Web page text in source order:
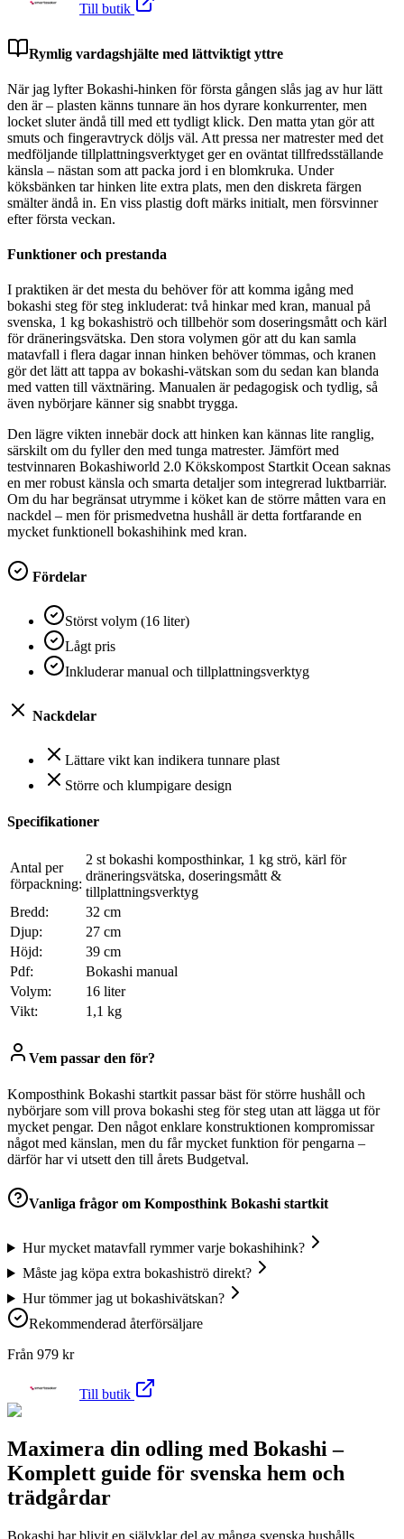
Till butik
Rymlig vardagshjälte med lättviktigt yttre
När jag lyfter Bokashi-hinken för första gången slås jag av hur lätt
den är – plasten känns tunnare än hos dyrare konkurrenter, men
locket sluter ändå till med ett tydligt klick. Den matta ytan gör att
smuts och fingeravtryck döljs väl. Att pressa ner matrester med det
medföljande tillplattningsverktyget ger en oväntat tillfredsställande
känsla – nästan som att packa jord i en blomkruka. Under
köksbänken tar hinken lite extra plats, men den diskreta färgen
smälter ändå in. En viss plastig doft märks initialt, men försvinner
efter första veckan.
Funktioner och prestanda
I praktiken är det mesta du behöver för att komma igång med
bokashi steg för steg inkluderat: två hinkar med kran, manual på
svenska, 1 kg bokashiströ och tillbehör som doseringsmått och kärl
för dräneringsvätska. Den stora volymen gör att du kan samla
matavfall i flera dagar innan hinken behöver tömmas, och kranen
gör det lätt att tappa av bokashi-vätskan som du sedan kan blanda
med vatten till växtnäring. Manualen är pedagogisk och tydlig, så
även nybörjare känner sig snabbt trygga.
Den lägre vikten innebär dock att hinken kan kännas lite ranglig,
särskilt om du fyller den med tunga matrester. Jämfört med
testvinnaren Bokashiworld 2.0 Kökskompost Startkit Ocean saknas
en mer robust känsla och smarta detaljer som integrerad luktbarriär.
Om du har begränsat utrymme i köket kan de större måtten vara en
nackdel – men för prismedvetna hushåll är detta fortfarande en
mycket funktionell bokashihink med kran.
Fördelar
Störst volym (16 liter)
Lågt pris
Inkluderar manual och tillplattningsverktyg
Nackdelar
Lättare vikt kan indikera tunnare plast
Större och klumpigare design
Specifikationer
Antal per
förpackning:
2 st bokashi komposthinkar, 1 kg strö, kärl för
dräneringsvätska, doseringsmått &
tillplattningsverktyg
Bredd:
32 cm
Djup:
27 cm
Höjd:
39 cm
Pdf:
Bokashi manual
Volym:
16 liter
Vikt:
1,1 kg
Vem passar den för?
Komposthink Bokashi startkit passar bäst för större hushåll och
nybörjare som vill prova bokashi steg för steg utan att lägga ut för
mycket pengar. Den något enklare konstruktionen kompromissar
något med känslan, men du får mycket funktion för pengarna –
därför har vi utsett den till årets Budgetval.
Vanliga frågor om Komposthink Bokashi startkit
Hur mycket matavfall rymmer varje bokashihink?
Måste jag köpa extra bokashiströ direkt?
Hur tömmer jag ut bokashivätskan?
Rekommenderad återförsäljare
Från 979 kr
Till butik
Maximera din odling med Bokashi –
Komplett guide för svenska hem och
trädgårdar
Bokashi har blivit en självklar del av många svenska hushålls